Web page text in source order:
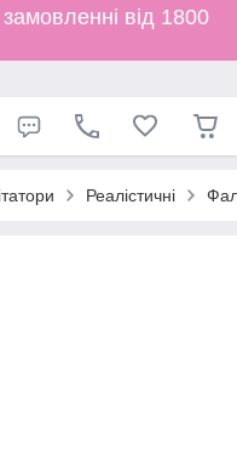
від 1800
Реалістичні